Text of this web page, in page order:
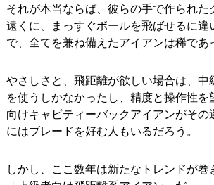
それが本当ならば、彼らの手で作られた
遠くに、まっすぐボールを飛ばせるに違
で、全てを兼ね備えたアイアンは稀であ
やさしさと、飛距離が欲しい場合は、中
を使うしかなかったし、精度と操作性を
向けキャビティーバックアイアンがその
にはブレードを好む人もいるだろう。
しかし、ここ数年は新たなトレンドが巻